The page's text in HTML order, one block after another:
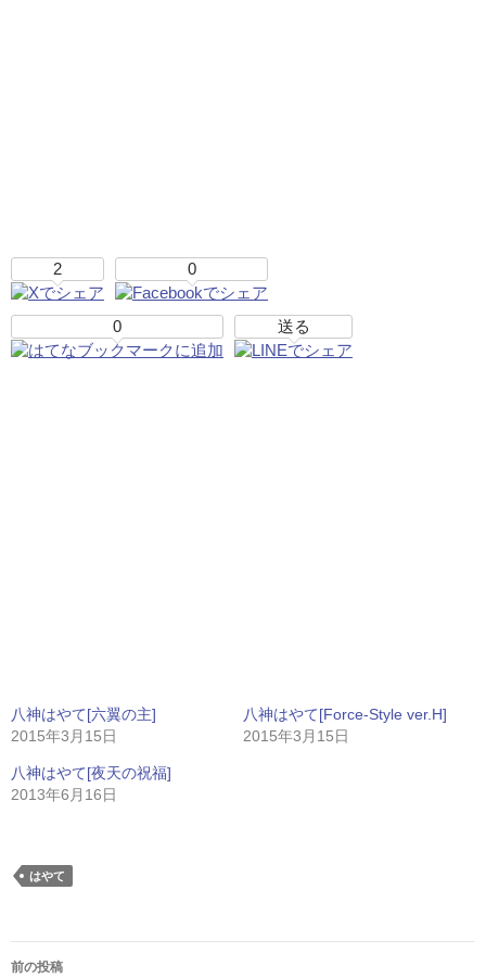
2 0
0 送る
八神はやて[六翼の主]
2015年3月15日
八神はやて[Force-Style ver.H]
2015年3月15日
八神はやて[夜天の祝福]
2013年6月16日
はやて
投
前の投稿